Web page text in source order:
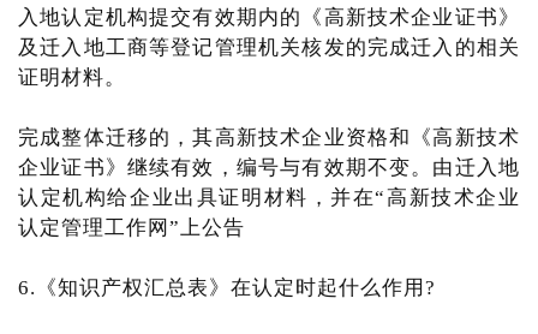
入地认定机构提交有效期内的《高新技术企业证书》
及迁入地工商等登记管理机关核发的完成迁入的相关
证明材料。
完成整体迁移的，其高新技术企业资格和《高新技术
企业证书》继续有效，编号与有效期不变。由迁入地
认定机构给企业出具证明材料，并在“高新技术企业
认定管理工作网”上公告
6.《知识产权汇总表》在认定时起什么作用?